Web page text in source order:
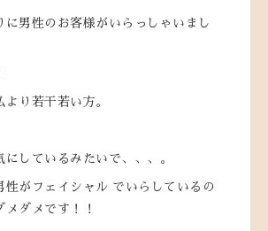
に男性のお客様がいらっしゃいまし
より若干若い方。
にしているみたいで、、、。
性がフェイシャル でいらしているの
メダメです！！